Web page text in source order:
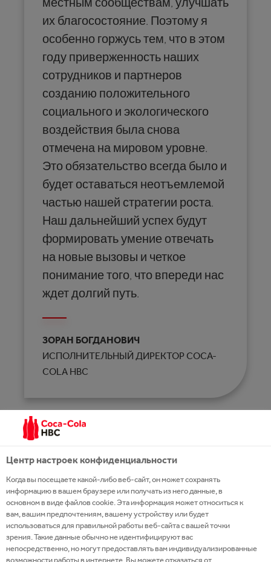
их благосостояние. Поэтому я
особенно горжусь тем, что в этом
году приверженность наших
сотрудников и партнеров
созданию положительного
социального и экологического
воздействия была снова
отмечена на мировом уровне.
Это обязательство всегда было и
будет оставаться неотъемлемой
частью нашей стратегии роста.
Наш дальнейший успех будут
формировать умение отвечать
на новые вызовы и четкое
понимание того, что впереди нас
ждет долгий путь.
ЗОРАН БОГДАНОВИЧ
ИСПОЛНИТЕЛЬНЫЙ ДИРЕКТОР COCA-
COLA HBC
Наш результат основан на признании показателей
Coca-Cola HBC в международных рейтингах
устойчивости, таких как MSCI ESG, CDP,
Главные результаты устойчивого развития
сокращение интенсивности выбросов
углекислого газа в атмосферу на 25% по
Центр настроек конфиденциальности
Когда вы посещаете какой-либо веб-сайт, он может сохранять
информацию в вашем браузере или получать из него данные, в
основном в виде файлов cookie. Эта информация может относиться к
вам, вашим предпочтениям, вашему устройству или будет
использоваться для правильной работы веб-сайта с вашей точки
зрения. Такие данные обычно не идентифицируют вас
непосредственно, но могут предоставлять вам индивидуализированные
возможности работы в интернете. Вы можете отказаться от